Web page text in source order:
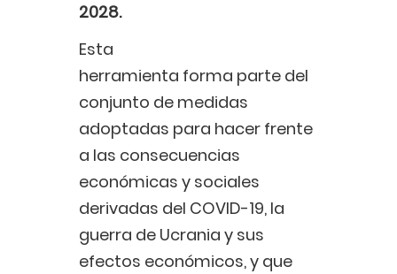
2028.
Esta
herramienta forma parte del
conjunto de medidas
adoptadas para hacer frente
a las consecuencias
económicas y sociales
derivadas del COVID-19, la
guerra de Ucrania y sus
efectos económicos, y que